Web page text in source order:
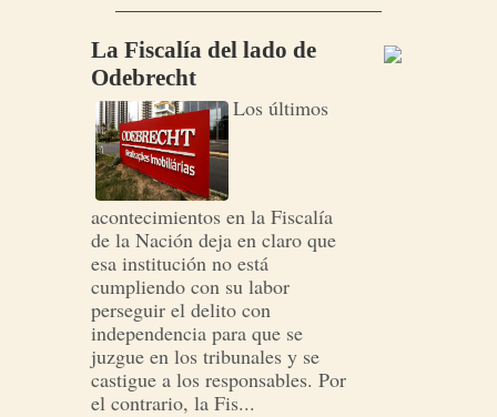
La Fiscalía del lado de
Odebrecht
Los últimos
acontecimientos en la Fiscalía
de la Nación deja en claro que
esa institución no está
cumpliendo con su labor
perseguir el delito con
independencia para que se
juzgue en los tribunales y se
castigue a los responsables. Por
el contrario, la Fis...